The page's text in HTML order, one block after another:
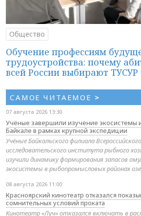
Общество
Обучение профессиям
трудоустройства: почему
всей России выбирают ТУСУР
САМОЕ ЧИТАЕМОЕ >
07 августа 2026 13:30
Учёные завершили изучение экосистемы
Байкале в рамках крупной экспедиции
Учёные Байкальского филиала
исследовательского института рыбного
изучили динамику формирования запасов
экосистемы в рыбопромысловых районах
08 августа 2026 11:00
Красноярский кинотеатр отказался
сомнительных условий проката
Кинотеатр «Луч» отказался включать в